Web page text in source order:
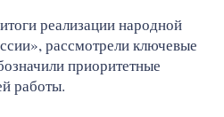
реализации народной
рассмотрели ключевые
приоритетные
работы.